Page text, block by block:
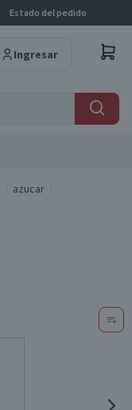
Estado del pedido
Ingresar
azucar